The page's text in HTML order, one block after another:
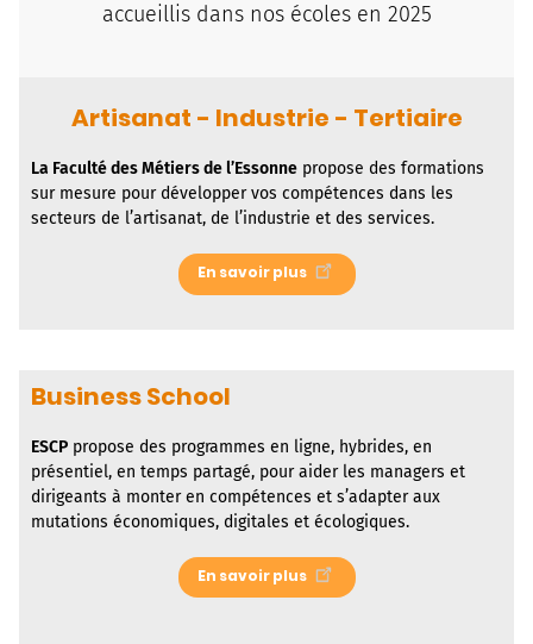
accueillis dans nos écoles en 2025
Artisanat - Industrie - Tertiaire
La Faculté des Métiers de l’Essonne propose des formations
sur mesure pour développer vos compétences dans les
secteurs de l’artisanat, de l’industrie et des services.
En savoir plus
Business School
ESCP propose des programmes en ligne, hybrides, en
présentiel, en temps partagé, pour aider les managers et
dirigeants à monter en compétences et s’adapter aux
mutations économiques, digitales et écologiques.
En savoir plus